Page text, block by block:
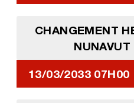
CHANGEMENT
NUNAVUT
13/03/2033 07H00